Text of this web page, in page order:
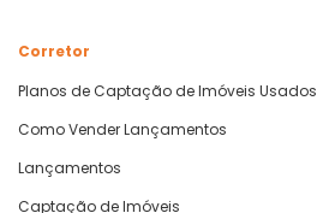
Corretor
Planos de Captação de Imóveis Usados
Como Vender Lançamentos
Lançamentos
Captação de Imóveis